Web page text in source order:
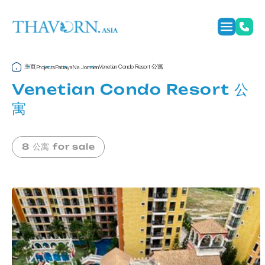
主页ProjectsPattayaNa JomtienVenetian Condo Resort 公寓
Venetian Condo Resort 公
寓
8 公寓 for sale